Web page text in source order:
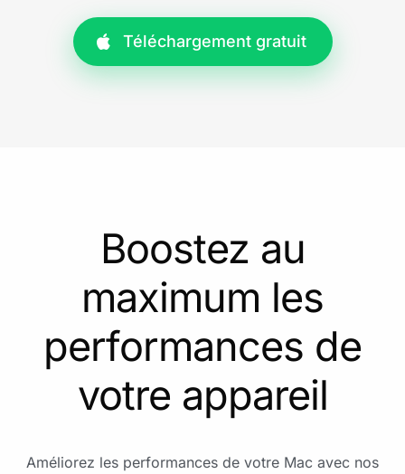
Téléchargement gratuit
Boostez au
maximum les
performances de
votre appareil
Améliorez les performances de votre Mac avec nos